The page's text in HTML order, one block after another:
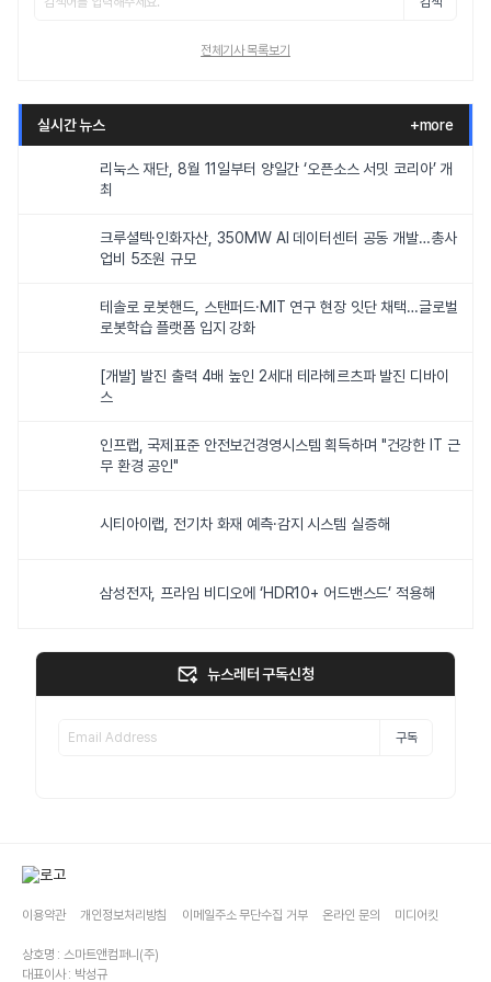
전체기사 목록보기
실시간 뉴스 +more
리눅스 재단, 8월 11일부터 양일간 ‘오픈소스 서밋 코리아’ 개
최
크루셜텍·인화자산, 350MW AI 데이터센터 공동 개발…총사
업비 5조원 규모
테솔로 로봇핸드, 스탠퍼드·MIT 연구 현장 잇단 채택…글로벌
로봇학습 플랫폼 입지 강화
[개발] 발진 출력 4배 높인 2세대 테라헤르츠파 발진 디바이
스
인프랩, 국제표준 안전보건경영시스템 획득하며 "건강한 IT 근
무 환경 공인"
시티아이랩, 전기차 화재 예측·감지 시스템 실증해
삼성전자, 프라임 비디오에 ‘HDR10+ 어드밴스드’ 적용해
뉴스레터 구독신청
구독
이용약관 개인정보처리방침 이메일주소 무단수집 거부 온라인 문의 미디어킷
상호명 : 스마트앤컴퍼니(주)
대표이사 : 박성규